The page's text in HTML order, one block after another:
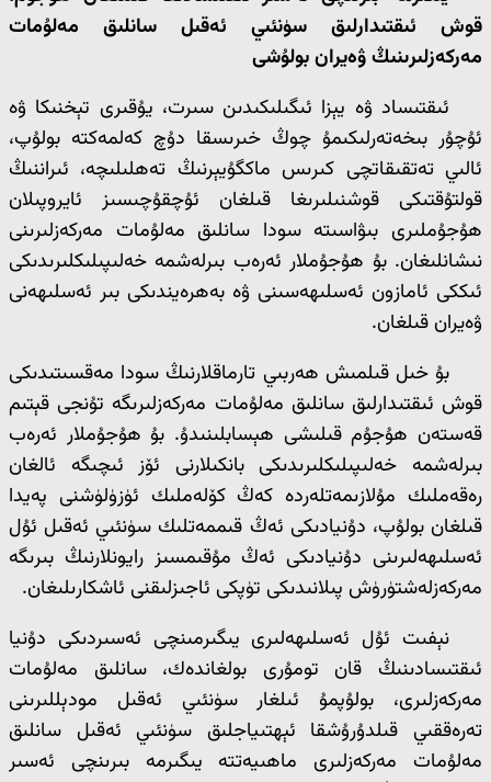
قوش ئىقتىدارلىق سۈنئىي ئەقىل سانلىق مەلۇمات
مەركەزلىرىنىڭ ۋەيران بولۇشى
ئىقتىساد ۋە يېزا ئىگىلىكىدىن سىرت، يۇقىرى تېخنىكا ۋە
ئۇچۇر بىخەتەرلىكىمۇ چوڭ خىرىسقا دۇچ كەلمەكتە بولۇپ،
ئالىي تەتقىقاتچى كىرىس ماكگۇيېرنىڭ تەھلىلىچە، ئىراننىڭ
قولتۇقتىكى قوشنىلىرىغا قىلغان ئۇچقۇچىسىز ئايروپىلان
ھۇجۇملىرى بىۋاسىتە سودا سانلىق مەلۇمات مەركەزلىرىنى
نىشانلىغان. بۇ ھۇجۇملار ئەرەب بىرلەشمە خەلىپىلىكلىرىدىكى
ئىككى ئامازون ئەسلىھەسىنى ۋە بەھرەيندىكى بىر ئەسلىھەنى
ۋەيران قىلغان.
بۇ خىل قىلمىش ھەربىي تارماقلارنىڭ سودا مەقسىتىدىكى
قوش ئىقتىدارلىق سانلىق مەلۇمات مەركەزلىرىگە تۇنجى قېتىم
قەستەن ھۇجۇم قىلىشى ھېسابلىنىدۇ. بۇ ھۇجۇملار ئەرەب
بىرلەشمە خەلىپىلىكلىرىدىكى بانكىلارنى ئۆز ئىچىگە ئالغان
رەقەملىك مۇلازىمەتلەردە كەڭ كۆلەملىك ئۈزۈلۈشنى پەيدا
قىلغان بولۇپ، دۇنيادىكى ئەڭ قىممەتلىك سۈنئىي ئەقىل ئۇل
ئەسلىھەلىرىنى دۇنيادىكى ئەڭ مۇقىمسىز رايونلارنىڭ بىرىگە
مەركەزلەشتۈرۈش پىلانىدىكى تۈپكى ئاجىزلىقنى ئاشكارىلىغان.
نېفىت ئۇل ئەسلىھەلىرى يىگىرمىنچى ئەسىردىكى دۇنيا
ئىقتىسادىنىڭ قان تومۇرى بولغاندەك، سانلىق مەلۇمات
مەركەزلىرى، بولۇپمۇ ئىلغار سۈنئىي ئەقىل مودېللىرىنى
تەرەققىي قىلدۇرۇشقا ئېھتىياجلىق سۈنئىي ئەقىل سانلىق
مەلۇمات مەركەزلىرى ماھىيەتتە يىگىرمە بىرىنچى ئەسىر